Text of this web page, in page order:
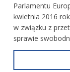
Kandydat na
1) posiadać
2) posiadać co
podstawie umowy
mianowania,
Parlamentu
kwietnia 2016
w związku z
sprawie
uchylenia
lub Ogólne